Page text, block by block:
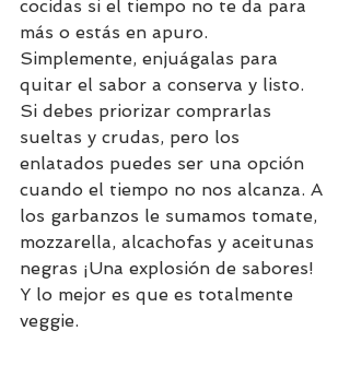
cocidas si el tiempo no te da para
más o estás en apuro.
Simplemente, enjuágalas para
quitar el sabor a conserva y listo.
Si debes priorizar comprarlas
sueltas y crudas, pero los
enlatados puedes ser una opción
cuando el tiempo no nos alcanza. A
los garbanzos le sumamos tomate,
mozzarella, alcachofas y aceitunas
negras ¡Una explosión de sabores!
Y lo mejor es que es totalmente
veggie.